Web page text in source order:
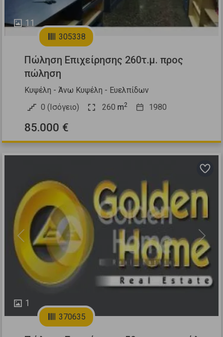
11
305338
Πώληση Επιχείρησης 260τ.μ. προς
πώληση
Κυψέλη - Άνω Κυψέλη - Ευελπίδων
0 (Ισόγειο)
260 m2 1980
85.000 €
1
Previous Next
370635